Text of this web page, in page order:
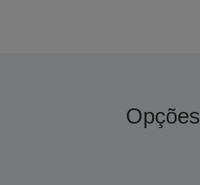
Opções